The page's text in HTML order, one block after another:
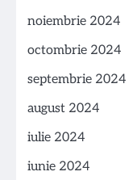
noiembrie 2024
octombrie 2024
septembrie 2024
august 2024
iulie 2024
iunie 2024